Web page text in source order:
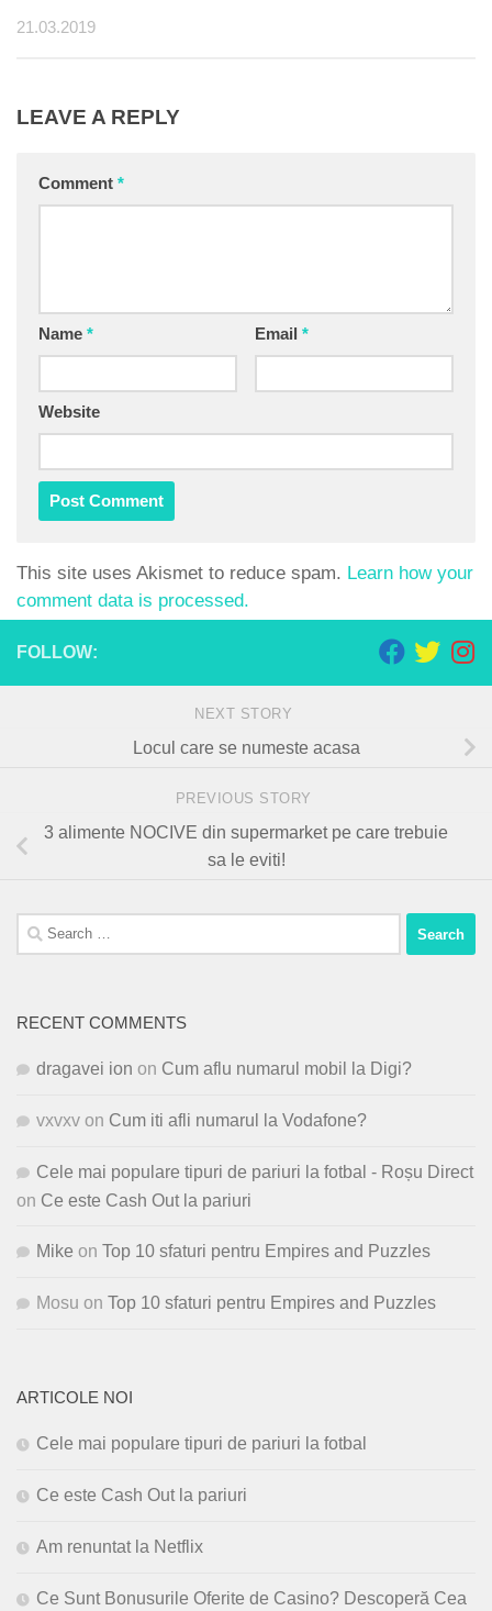
21.03.2019
LEAVE A REPLY
Comment *
Name * Email *
Website
This site uses Akismet to reduce spam. Learn how your
comment data is processed.
FOLLOW:
NEXT STORY
Locul care se numeste acasa
PREVIOUS STORY
3 alimente NOCIVE din supermarket pe care trebuie
sa le eviti!
Search
for:
RECENT COMMENTS
dragavei ion on Cum aflu numarul mobil la Digi?
vxvxv on Cum iti afli numarul la Vodafone?
Cele mai populare tipuri de pariuri la fotbal - Roșu Direct
on Ce este Cash Out la pariuri
Mike on Top 10 sfaturi pentru Empires and Puzzles
Mosu on Top 10 sfaturi pentru Empires and Puzzles
ARTICOLE NOI
Cele mai populare tipuri de pariuri la fotbal
Ce este Cash Out la pariuri
Am renuntat la Netflix
Ce Sunt Bonusurile Oferite de Casino? Descoperă Cea